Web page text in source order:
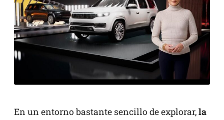
En un entorno bastante sencillo de explorar,la